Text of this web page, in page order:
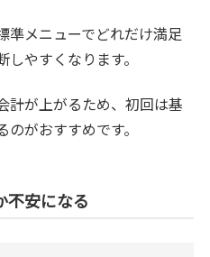
準メニューでどれだけ満足
やすくなります。
計が上がるため、初回は基
がおすすめです。
不安になる